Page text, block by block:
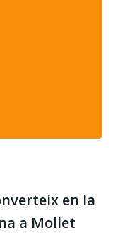
en la
a Mollet